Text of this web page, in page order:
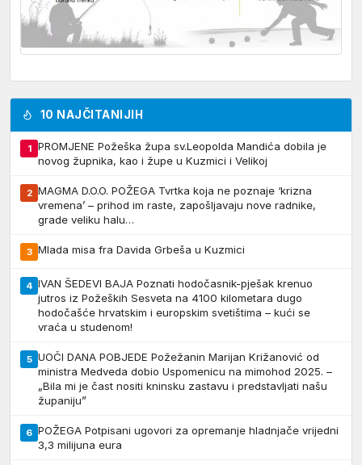
10 NAJČITANIJIH
1
PROMJENE Požeška župa sv.Leopolda Mandića dobila je
novog župnika, kao i župe u Kuzmici i Velikoj
2 MAGMA D.O.O. POŽEGA Tvrtka koja ne poznaje ‘krizna
vremena’ – prihod im raste, zapošljavaju nove radnike,
grade veliku halu…
3 Mlada misa fra Davida Grbeša u Kuzmici
4 IVAN ŠEDEVI BAJA Poznati hodočasnik-pješak krenuo
jutros iz Požeških Sesveta na 4100 kilometara dugo
hodočašće hrvatskim i europskim svetištima – kući se
vraća u studenom!
5 UOČI DANA POBJEDE Požežanin Marijan Križanović od
ministra Medveda dobio Uspomenicu na mimohod 2025. –
„Bila mi je čast nositi kninsku zastavu i predstavljati našu
županiju”
6 POŽEGA Potpisani ugovori za opremanje hladnjače vrijedni
3,3 milijuna eura